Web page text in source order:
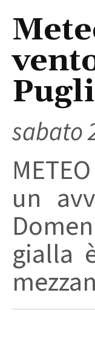
sabato
un
gialla